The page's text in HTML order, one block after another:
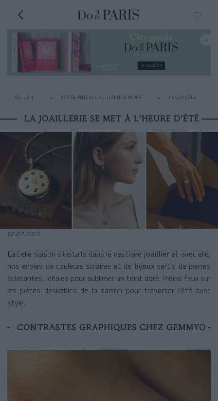
ACCUEIL LES DERNIÈRES ACTUALITÉS MODE TENDANCES
LA JOAILLERIE SE MET À L’HEURE D’ÉTÉ
08.07.2025
La belle saison s’installe dans le vestiaire joaillier et avec elle,
nos envies de couleurs solaires et de bijoux sertis de pierres
éclatantes, idéales pour sublimer un teint doré. Pleins feux sur
les pièces désirables de la saison pour traverser l’été avec
style.
CONTRASTES GRAPHIQUES CHEZ GEMMYO